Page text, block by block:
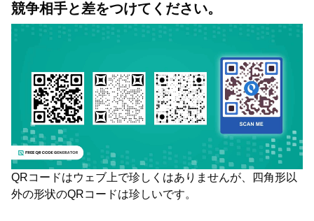
競争相手と差をつけてください。
QRコードはウェブ上で珍しくはありませんが、四角形以
外の形状のQRコードは珍しいです。